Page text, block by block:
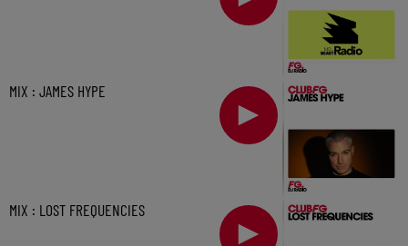
MIX : JAMES HYPE
MIX : LOST FREQUENCIES